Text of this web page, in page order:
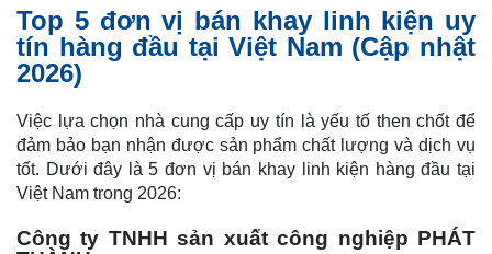
Top 5 đơn vị bán khay linh kiện uy
tín hàng đầu tại Việt Nam (Cập nhật
2026)
Việc lựa chọn nhà cung cấp uy tín là yếu tố then chốt để
đảm bảo bạn nhận được sản phẩm chất lượng và dịch vụ
tốt. Dưới đây là 5 đơn vị bán khay linh kiện hàng đầu tại
Việt Nam trong 2026:
Công ty TNHH sản xuất công nghiệp PHÁT